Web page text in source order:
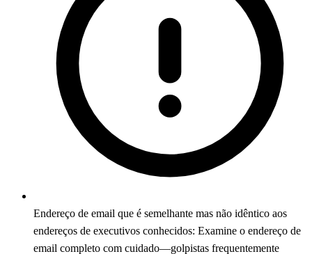
Endereço de email que é semelhante mas não idêntico aos
endereços de executivos conhecidos: Examine o endereço de
email completo com cuidado—golpistas frequentemente